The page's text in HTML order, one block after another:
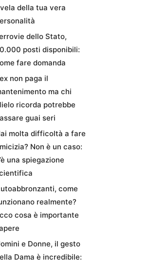
della tua vera
dello Stato,
posti disponibili:
fare domanda
non paga il
ma chi
ricorda potrebbe
guai seri
molta difficoltà a fare
Non è un caso:
una spiegazione
come
realmente?
cosa è importante
e Donne, il gesto
Dama è incredibile: